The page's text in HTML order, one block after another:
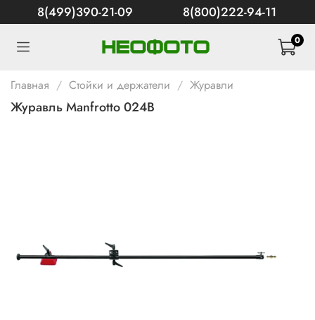
8(499)390-21-09 8(800)222-94-11
0
Главная Стойки и держатели Журавли
Журавль Manfrotto 024B